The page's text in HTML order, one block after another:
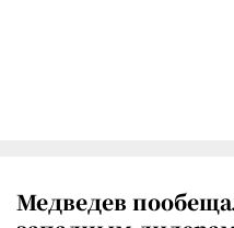
Медведев